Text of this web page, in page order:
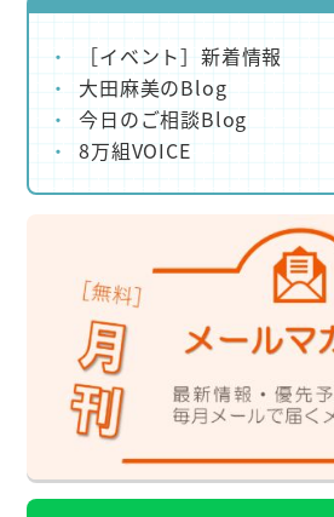
［イベント］新着情報
大田麻美のBlog
今日のご相談Blog
8万組VOICE